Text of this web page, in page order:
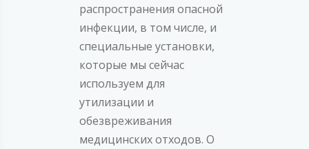
распространения опасной
инфекции, в том числе, и
специальные установки,
которые мы сейчас
используем для
утилизации и
обезвреживания
медицинских отходов. О